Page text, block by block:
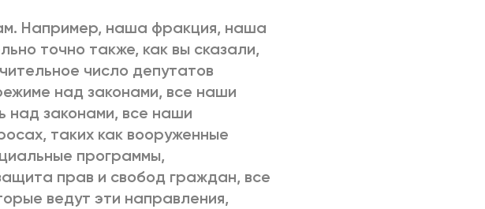
Например, наша фракция, наша
точно также, как вы сказали,
число депутатов
над законами, все наши
над законами, все наши
таких как вооруженные
программы,
прав и свобод граждан, все
ведут эти направления,